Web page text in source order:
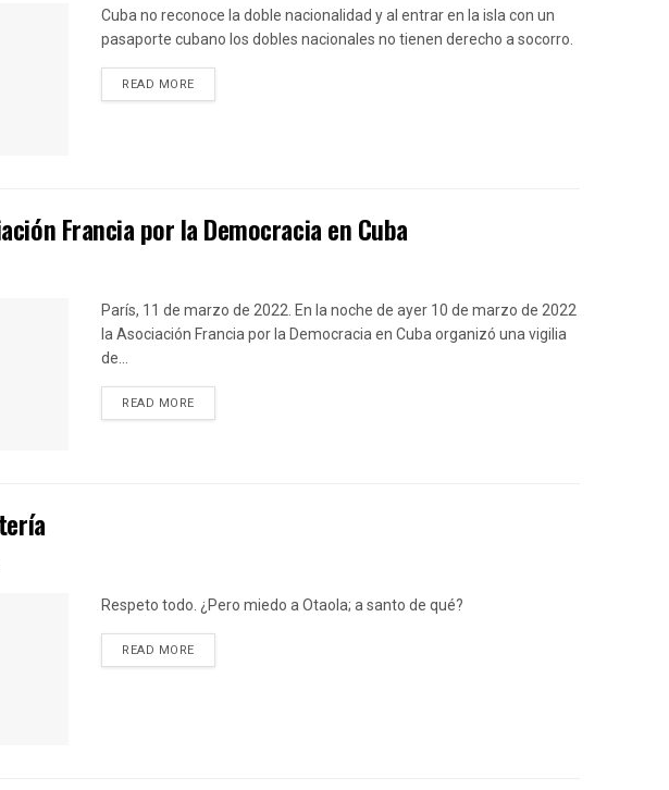
Cuba no reconoce la doble nacionalidad y al entrar en la isla con un
pasaporte cubano los dobles nacionales no tienen derecho a socorro.
READ MOREDETAILS
Francia por la Democracia en Cuba
París, 11 de marzo de 2022. En la noche de ayer 10 de marzo de 2022
la Asociación Francia por la Democracia en Cuba organizó una vigilia
de...
READ MOREDETAILS
Respeto todo. ¿Pero miedo a Otaola; a santo de qué?
READ MOREDETAILS